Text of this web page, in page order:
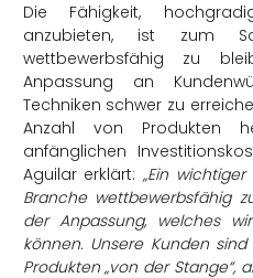
Die Fähigkeit,
anzubieten, ist zum
wettbewerbsfähig zu
Anpassung an
Techniken schwer zu
Anzahl von Produkten
anfänglichen
Aguilar erklärt: „Ein
Branche wettbewerbsfähig
der Anpassung, welches
können. Unsere Kunden
Produkten „von der